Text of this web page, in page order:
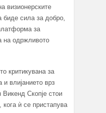
визионерските
биде сила за добро,
за
на одржливото
критикувана за
и влијанието врз
Скопје стои
ѝ се пристапува